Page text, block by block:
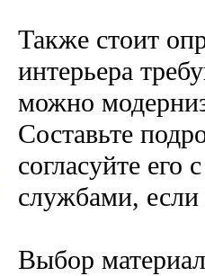
Также стоит
интерьера
можно
Составьте
согласуйте
службами, если
Выбор